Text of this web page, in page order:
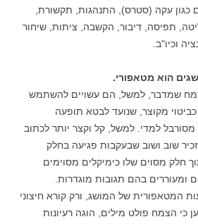
כגון עקה (סטרס), התנהגות, תקשורת,
תפיסה, דיבור, הקשבה, ציתות, שיחור
שמדבר, למשל, הם עשויים להשתמש
מקוצר, שנועד לבטא תופעה
למדי. למשל, קל וקצר יותר לכתוב
שוב ושוב שבעקבות פגיעה בחלק
מסוים שלו כימיקלים מסוימים
ומעוררים בהם תגובות מוגדרות.
המטאפורית של המושג, ורק קורא חיצוני
כי הצמח פולט מילים, הוגה רעיונות